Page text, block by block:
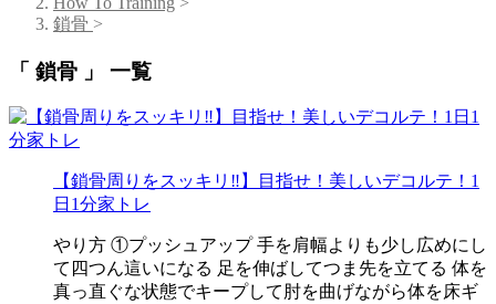
鎖骨 >
「 鎖骨 」 一覧
【鎖骨周りをスッキリ‼️】目指せ！美しいデコルテ！1
日1分家トレ
やり方 ①プッシュアップ 手を肩幅よりも少し広めにし
て四つん這いになる 足を伸ばしてつま先を立てる 体を
真っ直ぐな状態でキープして肘を曲げながら体を床ギ